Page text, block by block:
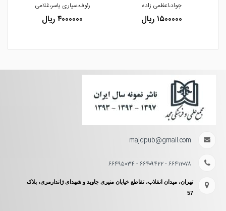
جواد،اعظمی زاده
۱۵۰۰۰۰۰ ریال
رئوف،سیاری یاسر،غلامی
۴۰۰۰۰۰۰ ریال
majdpub@gmail.com
۶۶۴۱۲۰۷۸ - ۶۶۴۰۹۴۲۲ - ۶۶۴۹۵۰۳۴
تهران، میدان انقلاب، تقاطع خیابان منیری جاوید و شهدای ژاندارمری، پلاک
57